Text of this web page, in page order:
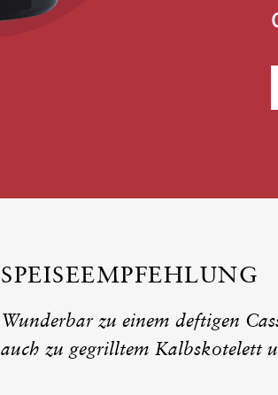
SPEISEEMPFEHLUNG
Wunderbar zu einem deftigen
auch zu gegrilltem Kalbskotelett